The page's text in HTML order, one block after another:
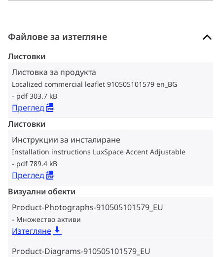
Файлове за изтегляне
Листовки
Листовка за продукта
Localized commercial leaflet 910505101579 en_BG
pdf 303.7 kB
Преглед
Листовки
Инструкции за инсталиране
Installation instructions LuxSpace Accent Adjustable
pdf 789.4 kB
Преглед
Визуални обекти
Product-Photographs-910505101579_EU
Множество активи
Изтегляне
Product-Diagrams-910505101579_EU